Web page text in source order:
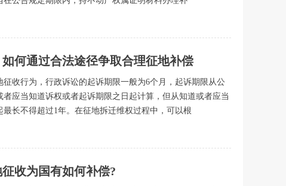
何通过合法途径争取合理征地补偿
收行为，行政诉讼的起诉期限一般为6个月，起诉期限从公
者应当知道诉权或者起诉期限之日起计算，但从知道或者应当
长不得超过1年。在征地拆迁维权过程中，可以根
收为国有如何补偿?